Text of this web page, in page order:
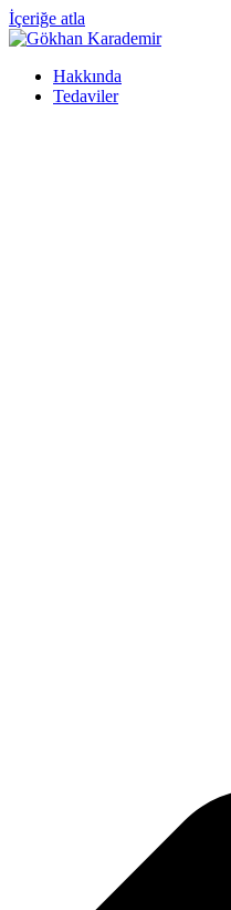
İçeriğe atla
Hakkında
Tedaviler